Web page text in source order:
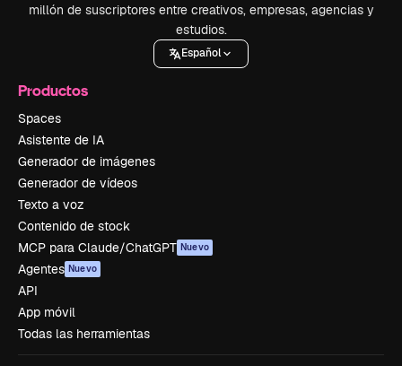
millón de suscriptores entre creativos, empresas, agencias y
estudios.
Español
Productos
Spaces
Asistente de IA
Generador de imágenes
Generador de vídeos
Texto a voz
Contenido de stock
MCP para Claude/ChatGPT Nuevo
Agentes Nuevo
API
App móvil
Todas las herramientas